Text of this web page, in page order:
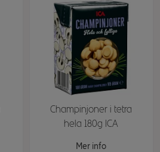
Champinjoner i tetra
hela 180g ICA
Mer info